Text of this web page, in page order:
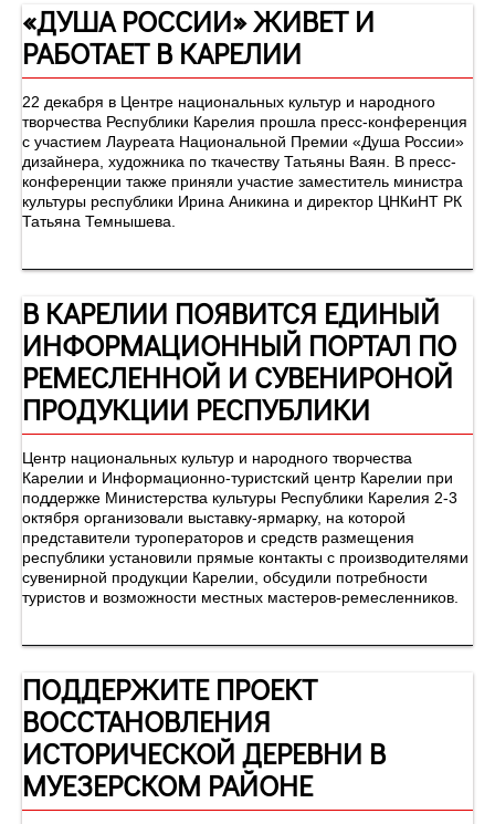
«ДУША РОССИИ» ЖИВЕТ И
РАБОТАЕТ В КАРЕЛИИ
22 декабря в Центре национальных культур и народного
творчества Республики Карелия прошла пресс-конференция
с участием Лауреата Национальной Премии «Душа России»
дизайнера, художника по ткачеству Татьяны Ваян. В пресс-
конференции также приняли участие заместитель министра
культуры республики Ирина Аникина и директор ЦНКиНТ РК
Татьяна Темнышева.
В КАРЕЛИИ ПОЯВИТСЯ ЕДИНЫЙ
ИНФОРМАЦИОННЫЙ ПОРТАЛ ПО
РЕМЕСЛЕННОЙ И СУВЕНИРОНОЙ
ПРОДУКЦИИ РЕСПУБЛИКИ
Центр национальных культур и народного творчества
Карелии и Информационно-туристский центр Карелии при
поддержке Министерства культуры Республики Карелия 2-3
октября организовали выставку-ярмарку, на которой
представители туроператоров и средств размещения
республики установили прямые контакты с производителями
сувенирной продукции Карелии, обсудили потребности
туристов и возможности местных мастеров-ремесленников.
ПОДДЕРЖИТЕ ПРОЕКТ
ВОССТАНОВЛЕНИЯ
ИСТОРИЧЕСКОЙ ДЕРЕВНИ В
МУЕЗЕРСКОМ РАЙОНЕ